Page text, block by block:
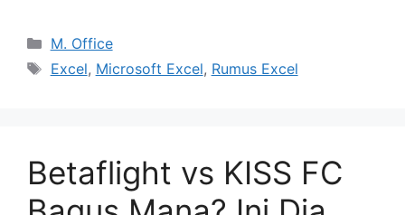
Categories
M. Office
Tags
Excel, Microsoft Excel, Rumus Excel
Betaflight vs KISS FC